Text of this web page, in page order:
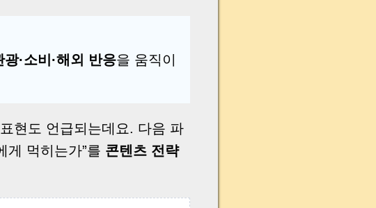
광·소비·해외 반응을 움직이
현도 언급되는데요. 다음 파
게 먹히는가”를 콘텐츠 전략